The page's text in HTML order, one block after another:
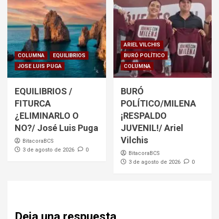
COLUMNA
EQUILIBRIOS
JOSE LUIS PUGA
EQUILIBRIOS /
FITURCA
¿ELIMINARLO O
NO?/ José Luis Puga
BitacoraBCS
3 de agosto de 2026
0
ARIEL VILCHIS
BURÓ POLÍTICO
COLUMNA
BURÓ
POLÍTICO/MILENA
¡RESPALDO
JUVENIL!/ Ariel
Vilchis
BitacoraBCS
3 de agosto de 2026
0